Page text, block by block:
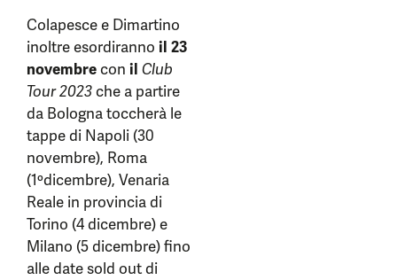
Colapesce e Dimartino
inoltre esordiranno il 23
novembrecon il Club
Tour 2023che a partire
da Bologna toccherà le
tappe di Napoli (30
novembre), Roma
(1ºdicembre), Venaria
Reale in provincia di
Torino (4 dicembre) e
Milano (5 dicembre) fino
alle date sold out di